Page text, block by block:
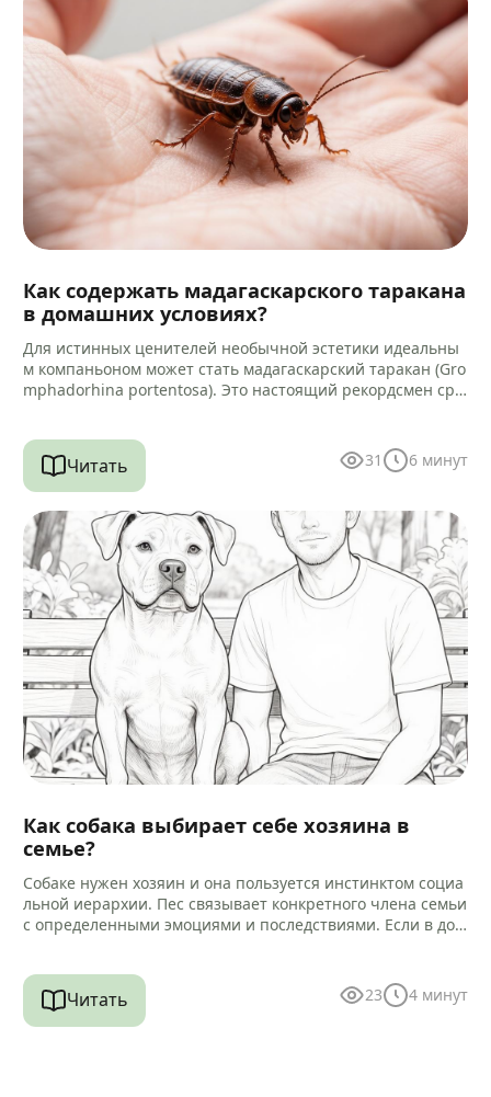
Как содержать мадагаскарского таракана
в домашних условиях?
Для истинных ценителей необычной эстетики идеальны
м компаньоном может стать мадагаскарский таракан (Gro
mphadorhina portentosa). Это настоящий рекордсмен сре
Читать 31 6 минут
Как собака выбирает себе хозяина в
семье?
Собаке нужен хозяин и она пользуется инстинктом социа
льной иерархии. Пес связывает конкретного члена семьи
с определенными эмоциями и последствиями. Если в дом
Читать 23 4 минут